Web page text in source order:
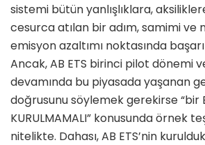
sistemi bütün yanlışlıklara,
cesurca atılan bir adım, samimi ve
emisyon azaltımı noktasında
Ancak, AB ETS birinci pilot dönemi
devamında bu piyasada yaşanan
doğrusunu söylemek gerekirse “bir
KURULMAMALI” konusunda örnek
nitelikte. Dahası, AB ETS’nin